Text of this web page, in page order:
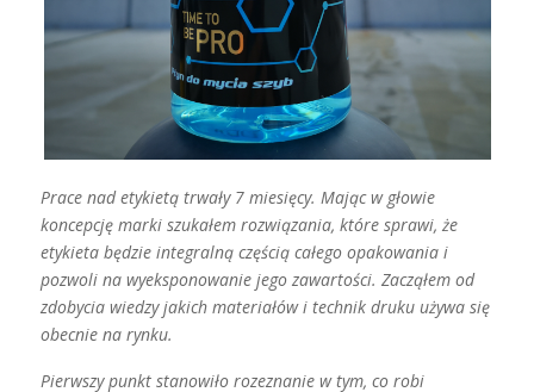
Prace nad etykietą trwały 7 miesięcy. Mając w głowie
koncepcję marki szukałem rozwiązania, które sprawi, że
etykieta będzie integralną częścią całego opakowania i
pozwoli na wyeksponowanie jego zawartości. Zacząłem od
zdobycia wiedzy jakich materiałów i technik druku używa się
obecnie na rynku.
Pierwszy punkt stanowiło rozeznanie w tym, co robi